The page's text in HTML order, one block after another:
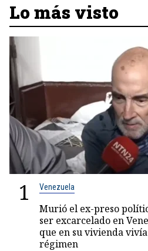
Lo más visto
1 Venezuela
Murió el ex-preso
ser excarcelado en
que en su vivienda
régimen